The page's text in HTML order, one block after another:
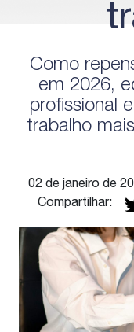
Como
em 2026,
profissional
trabalho
apenas
Em 2026, o
02 de janeiro de
Compartilhar: